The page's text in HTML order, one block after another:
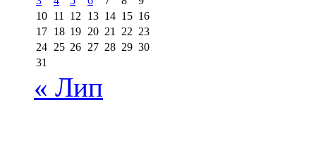
10 11 12 13 14 15 16
17 18 19 20 21 22 23
24 25 26 27 28 29 30
31
« Лип